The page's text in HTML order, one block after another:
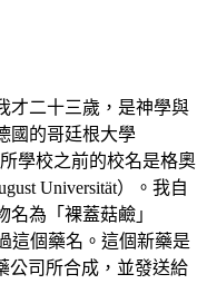
才二十三歲，是神學與
國的哥廷根大學
所學校之前的校名是格奧
Universität）。我自
為「裸蓋菇鹼」
這個藥名。這個新藥是
公司所合成，並發送給